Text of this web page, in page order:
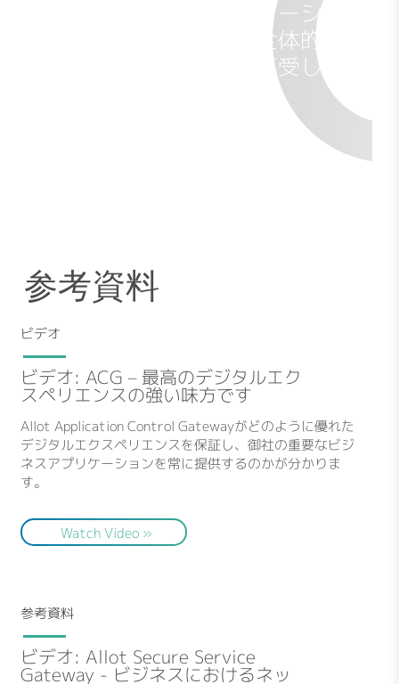
検索と重要なアプリケーショ
ンを以前より使え、全体的に
より良いサービスを享受して
ラテンアメリカ 国立トレーニングサービス IT
参考資料
ビデオ
ビデオ: ACG – 最高のデジタルエク
スペリエンスの強い味方です
Allot Application Control Gatewayがどのように優れた
デジタルエクスペリエンスを保証し、御社の重要なビジ
ネスアプリケーションを常に提供するのかが分かりま
す。
Watch Video »
参考資料
ビデオ: Allot Secure Service
Gateway - ビジネスにおけるネッ